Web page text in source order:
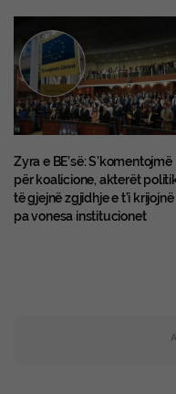
Zyra e BE’së: S’komentojmë
për koalicione, akterët
të gjejnë zgjidhje e t’i krijojnë
pa vonesa institucionet